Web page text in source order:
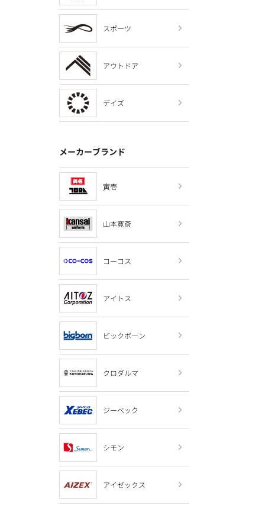
スポーツ
アウトドア
デイズ
メーカーブランド
寅壱
山本寛斎
コーコス
アイトス
ビックボーン
クロダルマ
ジーベック
シモン
アイゼックス